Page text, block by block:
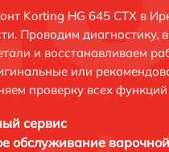
Korting HG 645 CTX в
Проводим диагностику,
и восстанавливаем
или
проверку всех
сервис
обслуживание